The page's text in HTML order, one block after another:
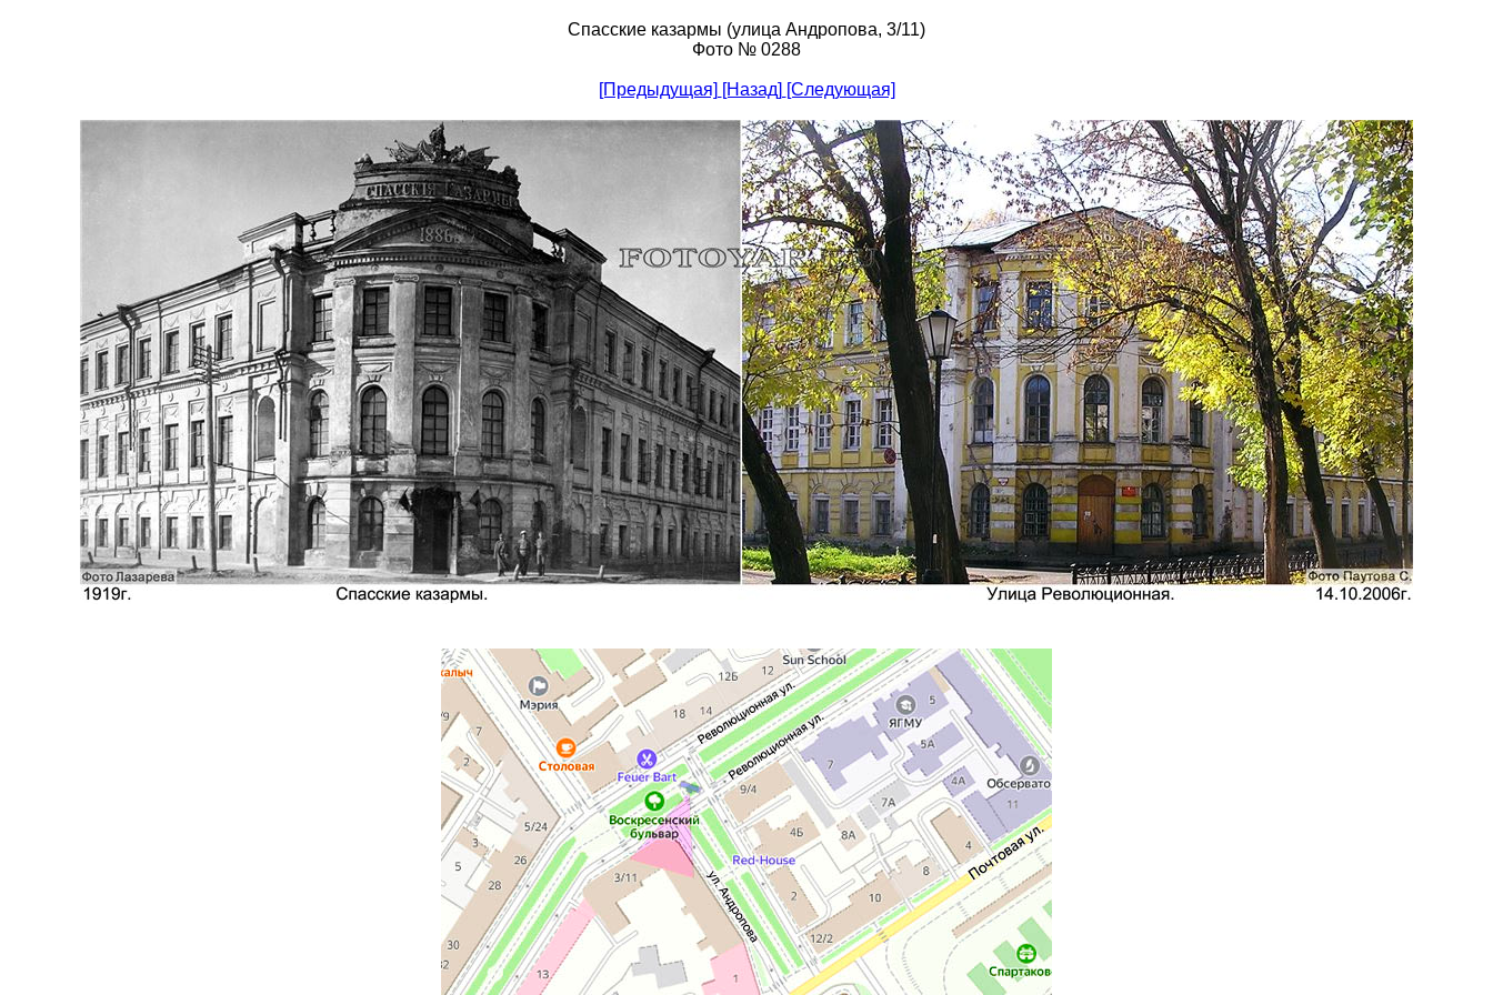
Спасские казармы (улица Андропова, 3/11)
Фото № 0288
[Предыдущая] [Назад] [Следующая]